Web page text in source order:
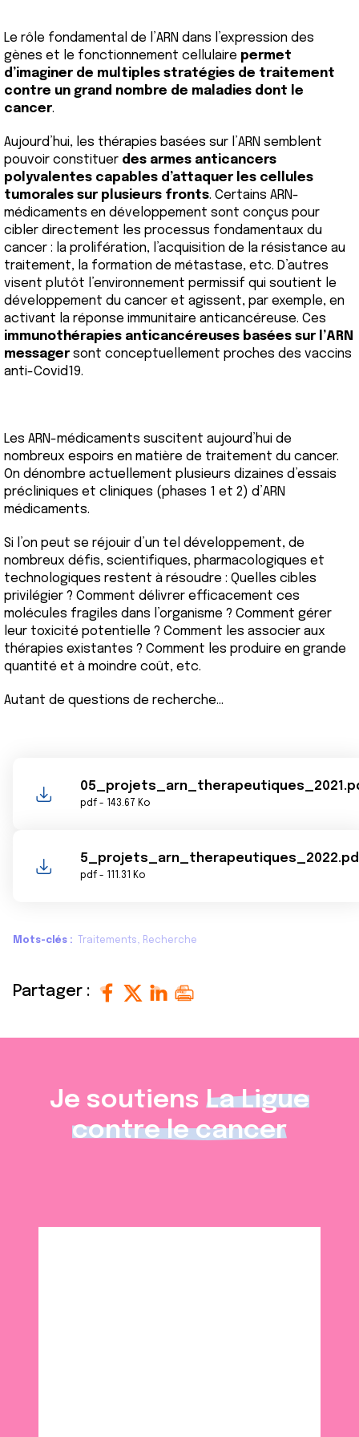
Le rôle fondamental de l’ARN dans l’expression des
gènes et le fonctionnement cellulaire permet
d’imaginer de multiples stratégies de traitement
contre un grand nombre de maladies dont le
cancer.
Aujourd’hui, les thérapies basées sur l’ARN semblent
pouvoir constituer des armes anticancers
polyvalentes capables d’attaquer les cellules
tumorales sur plusieurs fronts. Certains ARN-
médicaments en développement sont conçus pour
cibler directement les processus fondamentaux du
cancer : la prolifération, l’acquisition de la résistance au
traitement, la formation de métastase, etc. D’autres
visent plutôt l’environnement permissif qui soutient le
développement du cancer et agissent, par exemple, en
activant la réponse immunitaire anticancéreuse. Ces
immunothérapies anticancéreuses basées sur l’ARN
messager sont conceptuellement proches des vaccins
anti-Covid19.
Les ARN-médicaments suscitent aujourd’hui de
nombreux espoirs en matière de traitement du cancer.
On dénombre actuellement plusieurs dizaines d’essais
précliniques et cliniques (phases 1 et 2) d’ARN
médicaments.
Si l’on peut se réjouir d’un tel développement, de
nombreux défis, scientifiques, pharmacologiques et
technologiques restent à résoudre : Quelles cibles
privilégier ? Comment délivrer efficacement ces
molécules fragiles dans l’organisme ? Comment gérer
leur toxicité potentielle ? Comment les associer aux
thérapies existantes ? Comment les produire en grande
quantité et à moindre coût, etc.
Autant de questions de recherche...
pdf - 143.67 Ko
pdf - 111.31 Ko
Mots-clés Traitements Recherche
Partager :
Je soutiens La Ligue
contre le cancer